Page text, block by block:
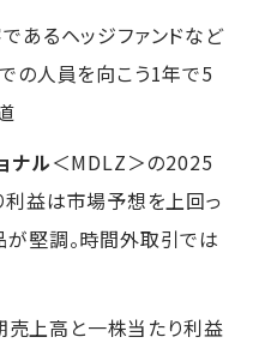
あるヘッジファンドなど
の人員を向こう1年で5
ナル＜MDLZ＞の2025
益は市場予想を上回っ
堅調。時間外取引では
上高と一株当たり利益